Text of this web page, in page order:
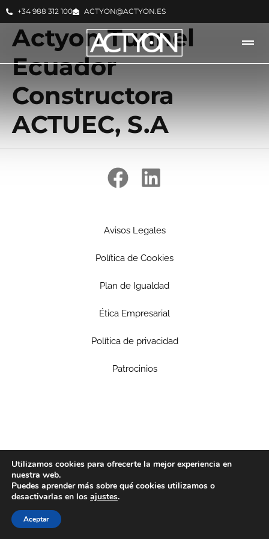
+34 988 312 100 ACTYON@ACTYON.ES
Actyon Tunnel
Ecuador
Constructora
ACTUEC, S.A
Avisos Legales
Política de Cookies
Plan de Igualdad
Ética Empresarial
Política de privacidad
Patrocinios
Utilizamos cookies para ofrecerte la mejor experiencia en
nuestra web.
Puedes aprender más sobre qué cookies utilizamos o
desactivarlas en los ajustes.
Aceptar